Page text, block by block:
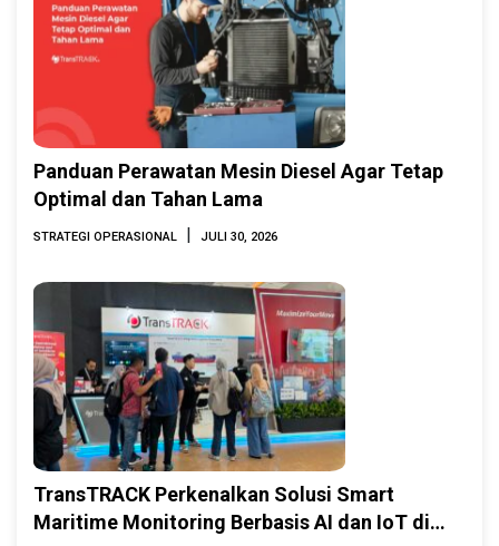
Panduan Perawatan Mesin Diesel Agar Tetap
Optimal dan Tahan Lama
STRATEGI OPERASIONAL | JULI 30, 2026
TransTRACK Perkenalkan Solusi Smart
Maritime Monitoring Berbasis AI dan IoT di